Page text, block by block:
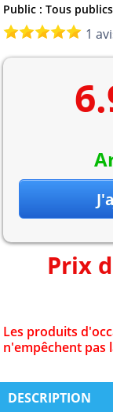
Public : Tous
1
Prix
Les produits
n'empêchent
DESCRIPTION